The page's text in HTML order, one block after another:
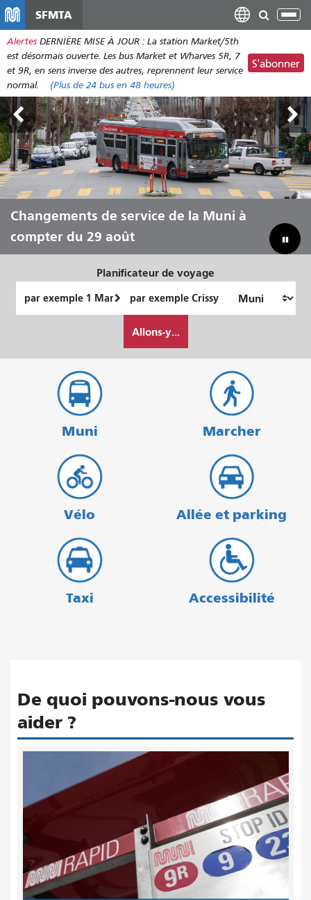
contenu
principal
SFMTA
Alertes DERNIÈRE MISE À JOUR : La station Market/5th
est désormais ouverte. Les bus Market et Wharves 5R, 7
et 9R, en sens inverse des autres, reprennent leur service
normal.
(Plus de 24 bus en 48 heures)
S'abonner
Outside Lands, du 7 au 9 août
Changements de service de la Muni à
compter du 29 août
Laissez Muni vous transporter tout
au long de l'été
Combler notre déficit budgétaire pour
sauver la Muni
Planificateur de voyage
de
final
je
veux
Allons-y...
Muni Marcher
Vélo Allée et parking
Taxi Accessibilité
De quoi pouvons-nous vous
aider ?